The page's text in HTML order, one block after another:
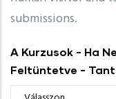
submissions.
A Kurzusok - Ha
Feltüntetve -